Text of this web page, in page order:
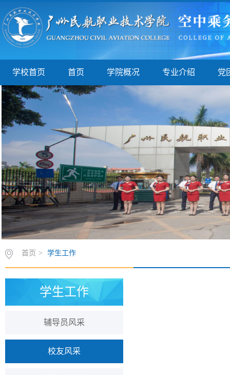
学校首页 首页 学院概况 专业介绍 党
首页 > 学生工作
学生工作
辅导员风采
校友风采